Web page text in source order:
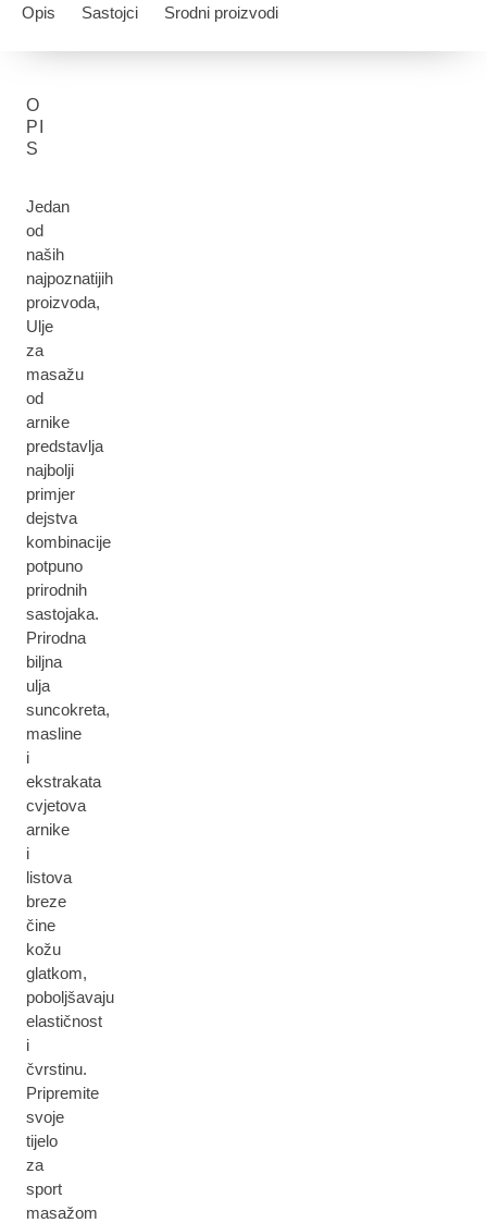
Opis Sastojci Srodni proizvodi
O
PI
S
Jedan
od
naših
najpoznatijih
proizvoda,
Ulje
za
masažu
od
arnike
predstavlja
najbolji
primjer
dejstva
kombinacije
potpuno
prirodnih
sastojaka.
Prirodna
biljna
ulja
suncokreta,
masline
i
ekstrakata
cvjetova
arnike
i
listova
breze
čine
kožu
glatkom,
poboljšavaju
elastičnost
i
čvrstinu.
Pripremite
svoje
tijelo
za
sport
masažom